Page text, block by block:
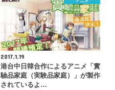
2017.1.19
港台中日韓合作によるアニメ「實
驗品家庭（実験品家庭）」が製作
されているよ…